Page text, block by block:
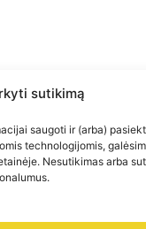
sutikimą
saugoti ir (arba)
technologijomis,
Nesutikimas arba